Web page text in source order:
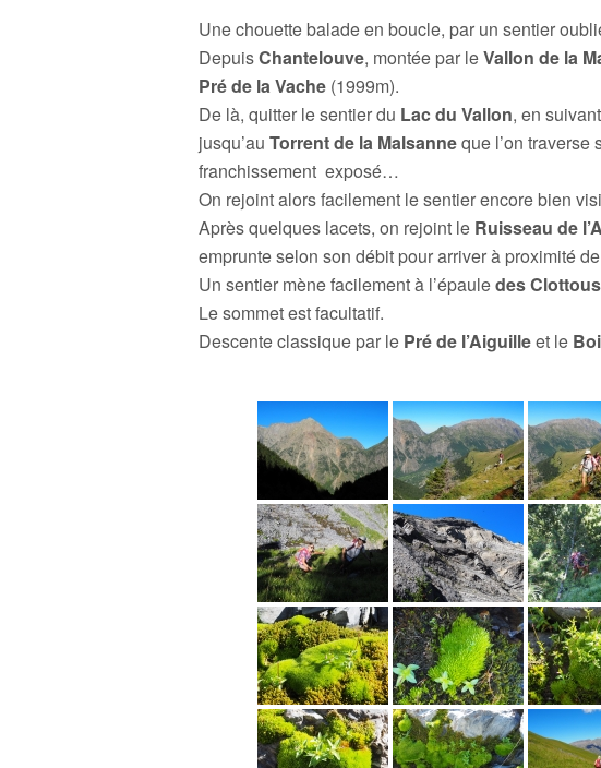
Une chouette balade en boucle, par un sentier
DepuisChantelouve, montée par leVallon de la
Pré de la Vache (1999m).
De là, quitter le sentier du Lac du Vallon, en
jusqu’au Torrent de la Malsanneque l’on traverse
franchissement exposé…
On rejoint alors facilement le sentier encore bien
Après quelques lacets, on rejoint le Ruisseau de
emprunte selon son débit pour arriver à proximité
Un sentier mène facilement à l’épauledes Clottous
Le sommet est facultatif.
Descente classique par le Pré de l’Aiguilleet le